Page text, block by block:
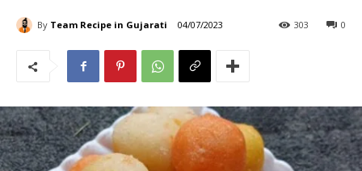
By Team Recipe in Gujarati 04/07/2023 0
303